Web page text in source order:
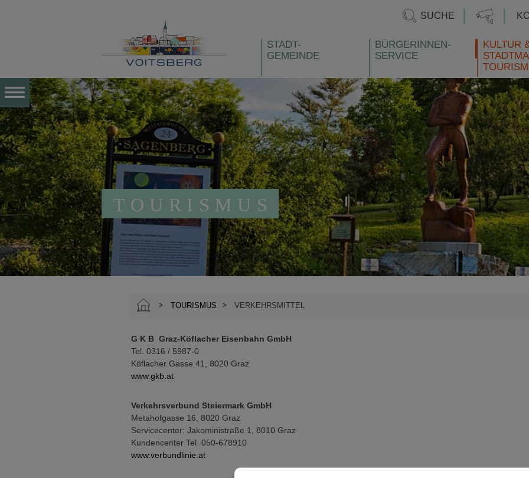
STADT-
GEMEINDE
BÜRGERINNEN-
SERVICE
KULTUR
SUCHE
TOURISMUS
TOURISMUS VERKEHRSMITTEL
G K B Graz-Köflacher Eisenbahn GmbH
Tel. 0316 / 5987-0
Köflacher Gasse 41, 8020 Graz
www.gkb.at
Verkehrsverbund Steiermark GmbH
Metahofgasse 16, 8020 Graz
Servicecenter: Jakoministraße 1, 8010 Graz
Kundencenter Tel. 050-678910
www.verbundlinie.at